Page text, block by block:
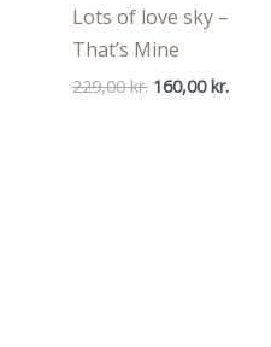
Lots of love sky –
That’s Mine
229,00kr. Den
160,00 kr.Den